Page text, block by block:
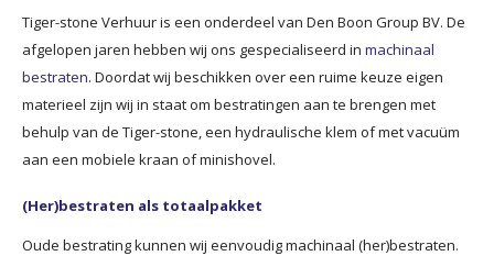
Tiger-stone Verhuur is een onderdeel van Den Boon Group BV. De
afgelopen jaren hebben wij ons gespecialiseerd in machinaal
bestraten. Doordat wij beschikken over een ruime keuze eigen
materieel zijn wij in staat om bestratingen aan te brengen met
behulp van de Tiger-stone, een hydraulische klem of met vacuüm
aan een mobiele kraan of minishovel.
(Her)bestraten als totaalpakket
Oude bestrating kunnen wij eenvoudig machinaal (her)bestraten.